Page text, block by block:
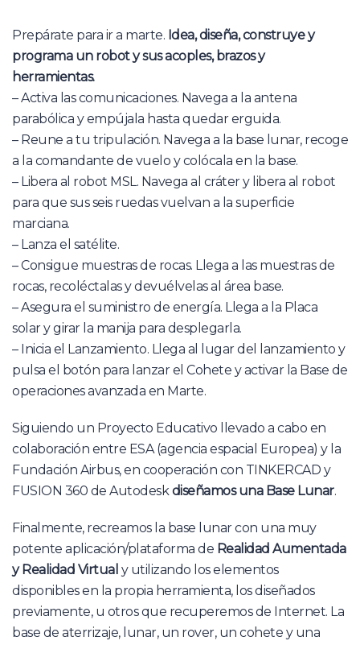
Prepárate para ir a marte. Idea, diseña, construye y
programa un robot y sus acoples, brazos y
herramientas.
– Activa las comunicaciones. Navega a la antena
parabólica y empújala hasta quedar erguida.
– Reune a tu tripulación. Navega a la base lunar, recoge
a la comandante de vuelo y colócala en la base.
– Libera al robot MSL. Navega al cráter y libera al robot
para que sus seis ruedas vuelvan a la superficie
marciana.
– Lanza el satélite.
– Consigue muestras de rocas. Llega a las muestras de
rocas, recoléctalas y devuélvelas al área base.
– Asegura el suministro de energía. Llega a la Placa
solar y girar la manija para desplegarla.
– Inicia el Lanzamiento. Llega al lugar del lanzamiento y
pulsa el botón para lanzar el Cohete y activar la Base de
operaciones avanzada en Marte.
Siguiendo un Proyecto Educativo llevado a cabo en
colaboración entre ESA (agencia espacial Europea) y la
Fundación Airbus, en cooperación con TINKERCAD y
FUSION 360 de Autodeskdiseñamos una Base Lunar.
Finalmente, recreamos la base lunar con una muy
potente aplicación/plataforma de Realidad Aumentada
y Realidad Virtual y utilizando los elementos
disponibles en la propia herramienta, los diseñados
previamente, u otros que recuperemos de Internet. La
base de aterrizaje, lunar, un rover, un cohete y una